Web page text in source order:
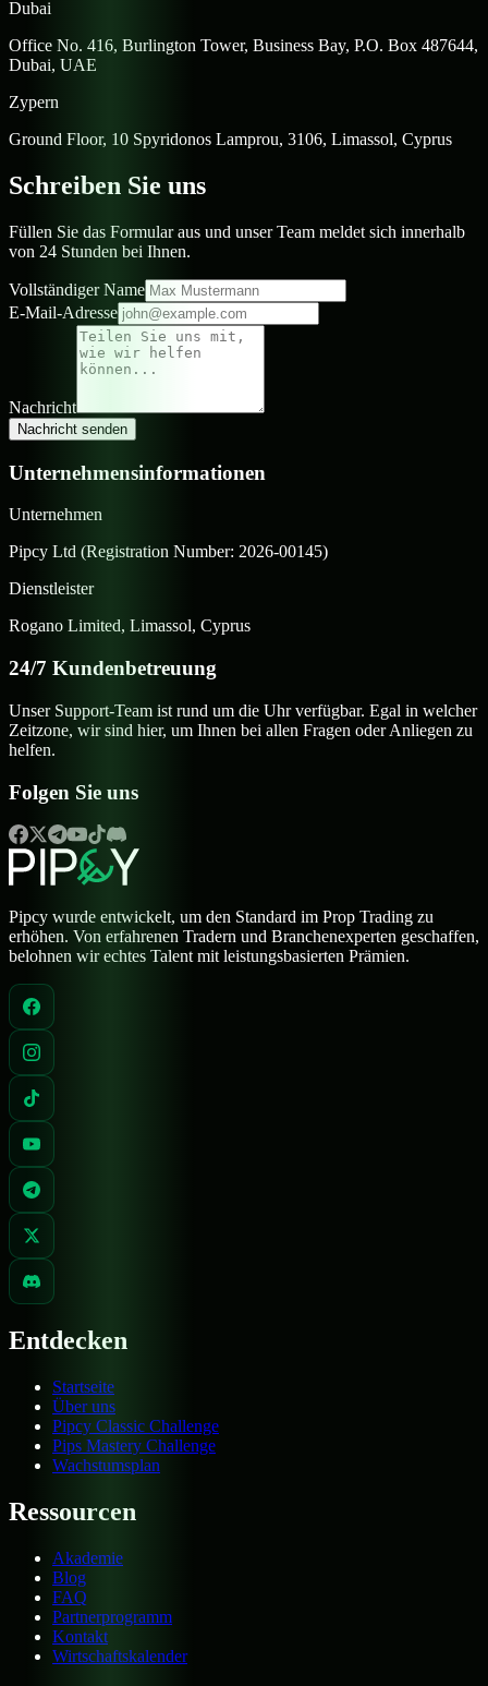
Dubai
Office No. 416, Burlington Tower, Business Bay, P.O. Box 487644,
Dubai, UAE
Zypern
Ground Floor, 10 Spyridonos Lamprou, 3106, Limassol, Cyprus
Schreiben Sie uns
Füllen Sie das Formular aus und unser Team meldet sich innerhalb
von 24 Stunden bei Ihnen.
Vollständiger Name
E-Mail-Adresse
Nachricht
Nachricht senden
Unternehmensinformationen
Unternehmen
Pipcy Ltd (Registration Number: 2026-00145)
Dienstleister
Rogano Limited, Limassol, Cyprus
24/7 Kundenbetreuung
Unser Support-Team ist rund um die Uhr verfügbar. Egal in welcher
Zeitzone, wir sind hier, um Ihnen bei allen Fragen oder Anliegen zu
helfen.
Folgen Sie uns
Pipcy wurde entwickelt, um den Standard im Prop Trading zu
erhöhen. Von erfahrenen Tradern und Branchenexperten geschaffen,
belohnen wir echtes Talent mit leistungsbasierten Prämien.
Entdecken
Startseite
Über uns
Pipcy Classic Challenge
Pips Mastery Challenge
Wachstumsplan
Ressourcen
Akademie
Blog
FAQ
Partnerprogramm
Kontakt
Wirtschaftskalender